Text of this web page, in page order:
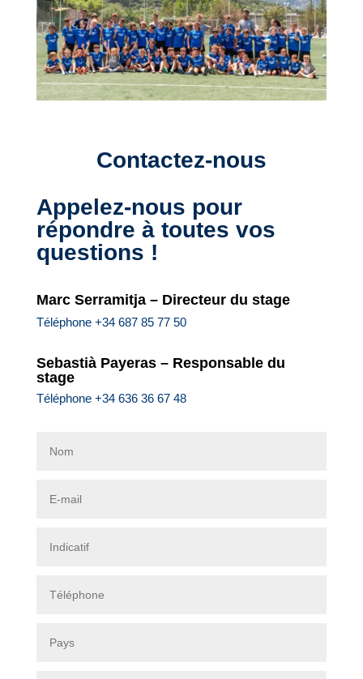
Contactez-nous
Appelez-nous pour
répondre à toutes vos
questions !
Marc Serramitja – Directeur du stage
Téléphone +34 687 85 77 50
Sebastià Payeras – Responsable du
stage
Téléphone +34 636 36 67 48